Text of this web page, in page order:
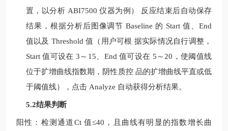
置，以分析 ABI7500仪器为例）
反应结束后自动保存
结果，根据分析后图像调节Baseline 的 Start值、End
值以及 Threshold值（用户可根 据实际情况自行调整，
Start值可设在 3 ～ 15 End 值可设在 5 ～ 20 ，使阈值线
位于扩增曲线指数期，阴性质控品的扩增曲线平直或低
于阈值线），点击 Analyze 自动获得分析结果。
5.2结果判断
阳性：检测通道Ct 值≤40 ，且曲线有明显的指数增长曲